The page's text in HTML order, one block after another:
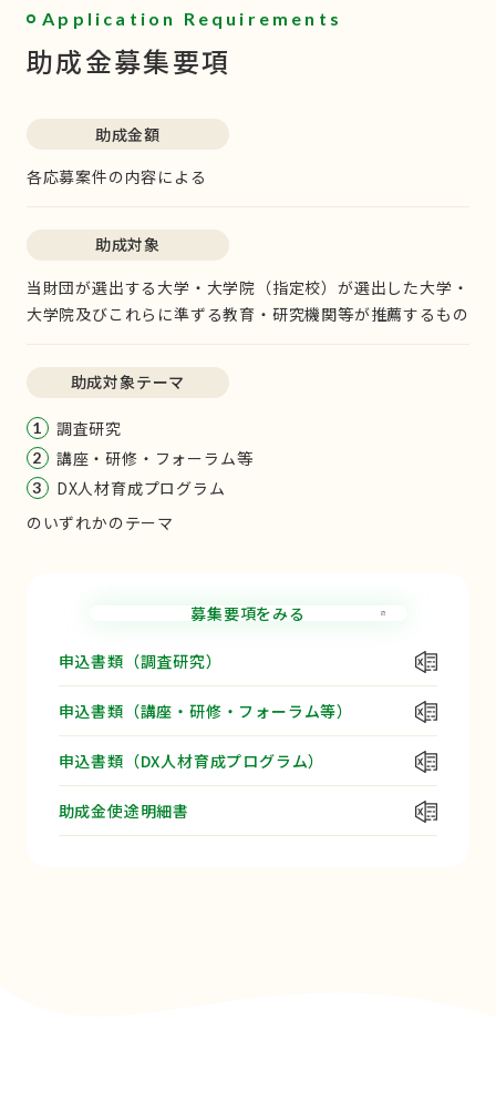
Application Requirements
助成金募集要項
助成金額
各応募案件の内容による
助成対象
当財団が選出する大学・大学院（指定校）が選出した大学・
大学院及びこれらに準ずる教育・研究機関等が推薦するもの
助成対象テーマ
1 調査研究
2 講座・研修・フォーラム等
3
DX人材育成プログラム
のいずれかのテーマ
募集要項をみる
申込書類（調査研究）
申込書類（講座・研修・フォーラム等）
申込書類（DX人材育成プログラム）
助成金使途明細書